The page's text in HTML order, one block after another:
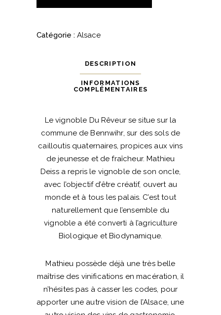
du
Catégorie : Alsace
DESCRIPTION
INFORMATIONS
COMPLÉMENTAIRES
Le vignoble Du Rêveur se situe sur la
commune de Bennwihr, sur des sols de
cailloutis quaternaires, propices aux vins
de jeunesse et de fraîcheur. Mathieu
Deiss a repris le vignoble de son oncle,
avec l’objectif d’être créatif, ouvert au
monde et à tous les palais. C’est tout
naturellement que l’ensemble du
vignoble a été converti à l’agriculture
Biologique et Biodynamique.
Mathieu possède déjà une très belle
maîtrise des vinifications en macération, il
n’hésites pas à casser les codes, pour
apporter une autre vision de l’Alsace, une